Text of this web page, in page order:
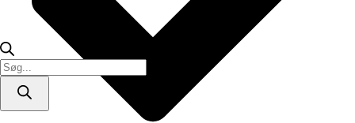
Products
search